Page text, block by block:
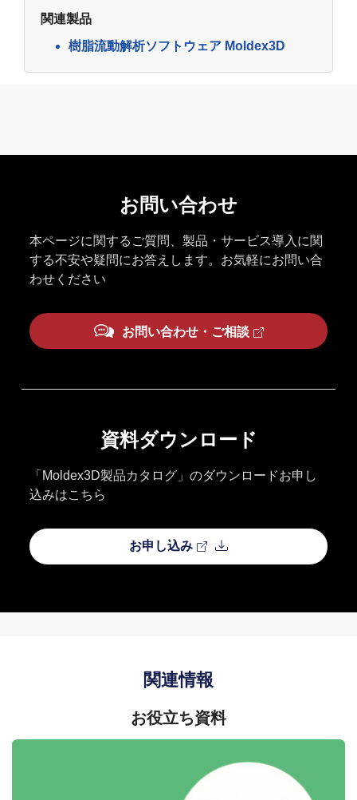
関連製品
樹脂流動解析ソフトウェア Moldex3D
お問い合わせ
本ページに関するご質問、製品・サービス導入に関
する不安や疑問にお答えします。お気軽にお問い合
わせください
お問い合わせ・ご相談
資料ダウンロード
「Moldex3D製品カタログ」のダウンロードお申し
込みはこちら
お申し込み
関連情報
お役立ち資料